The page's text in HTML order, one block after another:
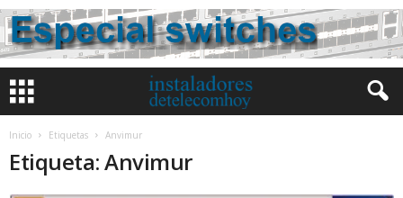
Inicio Etiquetas Anvimur
Etiqueta: Anvimur